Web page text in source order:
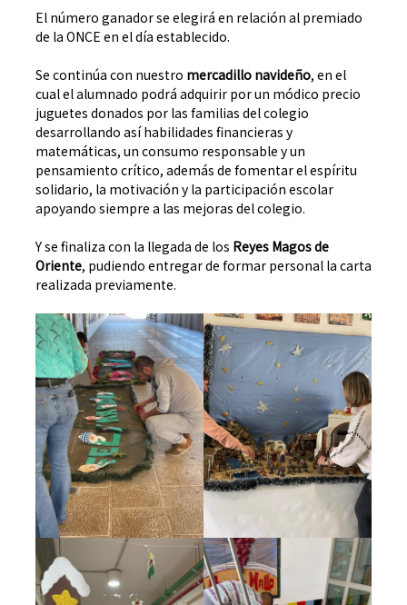
El número ganador se elegirá en relación al premiado
de la ONCE en el día establecido.
Se continúa con nuestro mercadillo navideño, en el
cual el alumnado podrá adquirir por un módico precio
juguetes donados por las familias del colegio
desarrollando así habilidades financieras y
matemáticas, un consumo responsable y un
pensamiento crítico, además de fomentar el espíritu
solidario, la motivación y la participación escolar
apoyando siempre a las mejoras del colegio.
Y se finaliza con la llegada de los Reyes Magos de
Oriente, pudiendo entregar de formar personal la carta
realizada previamente.